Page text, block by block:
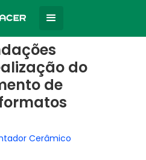
as notícias
do
de
Cerâmico